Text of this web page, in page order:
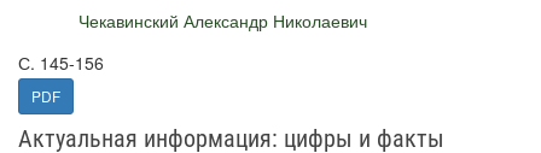
Чекавинский Александр Николаевич
С. 145-156
PDF
Актуальная информация: цифры и факты